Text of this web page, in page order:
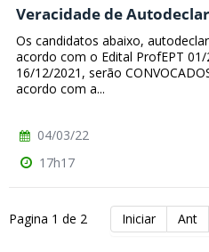
Veracidade de
Os candidatos abaixo,
acordo com o Edital ProfEPT
16/12/2021, serão
acordo com a...
04/03/22
17h17
Pagina 1 de 2 Iniciar Ant